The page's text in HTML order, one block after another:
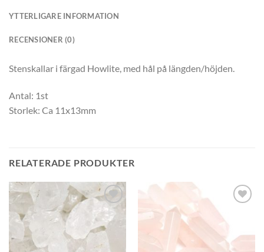
YTTERLIGARE INFORMATION
RECENSIONER (0)
Stenskallar i färgad Howlite, med hål på längden/höjden.
Antal: 1st
Storlek: Ca 11x13mm
RELATERADE PRODUKTER
Lägg
till i
önskelistan